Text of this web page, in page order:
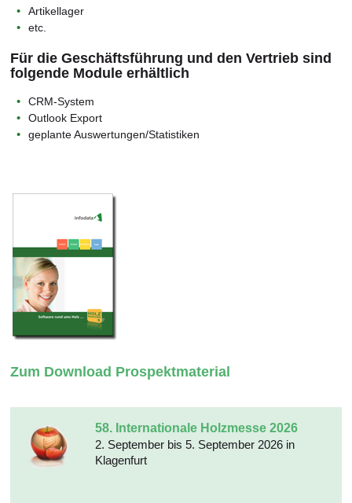
Artikellager
etc.
Für die Geschäftsführung und den Vertrieb sind
folgende Module erhältlich
CRM-System
Outlook Export
geplante Auswertungen/Statistiken
Zum Download Prospektmaterial
58. Internationale Holzmesse 2026
2. September bis 5. September 2026 in
Klagenfurt